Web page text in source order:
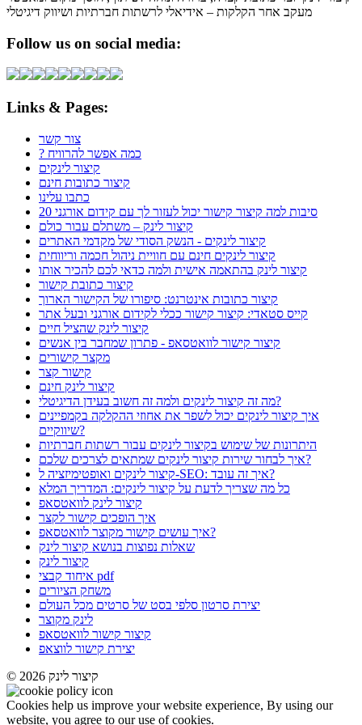
מעקב אחר הקלקות – אידיאלי לרשתות חברתיות ושיווק דיגיטלי
Follow us on social media:
Links & Pages:
צור קשר
? כמה אפשר להרוויח
קיצור לינקים
קיצור כתובות חינם
כתבו עלינו
20 סיבות למה קיצור קישור יכול לעזור לך עם קידום אורגני
קיצור לינק – משתלם עבור כולם
קיצור לינקים - הנשק הסודי של מקדמי האתרים
קיצור לינקים חינם עם חוויית ניהול חכמה וריווחית
קיצור לינק בהתאמה אישית ולמה כדאי לכם להכיר אותו
קיצור כתובת קישור
קיצור כתובות אינטרנט: סיפורו של הקישור הארוך
קייס סטאדי: קיצור קישור ככלי לקידום אורגני ובעל אתר
קיצור לינק שהציל חיים
קיצור קישור לוואטסאפ - פתרון שמחבר בין אנשים
מקצר קישורים
קישור קצר
קיצור לינק חינם
מה זה קיצור לינקים ולמה זה חשוב בעידן הדיגיטלי?
איך קיצור לינקים יכול לשפר את אחוזי ההקלקה בקמפיינים
שיווקיים?
היתרונות של שימוש בקיצור לינקים עבור רשתות חברתיות
איך לבחור שירות קיצור לינקים שמתאים לצרכים שלכם?
קיצור לינקים ואופטימיזציה ל-SEO: איך זה עובד?
כל מה שצריך לדעת על קיצור לינקים: המדריך המלא
קיצור לינק לוואטסאפ
איך הופכים קישור לקצר
איך עושים קישור מקוצר לוואטסאפ?
שאלות נפוצות בנושא קיצור לינק
קיצור לינק
איחוד קבצי pdf
משחק הציורים
יצירת סרטון סלפי בסט של סרטים מכל העולם
לינק מקוצר
קיצור קישור לוואטסאפ
יצירת קישור לווצאפ
© 2026 קיצור לינק
Cookies help us improve your website experience, By using our
website, you agree to our use of cookies.